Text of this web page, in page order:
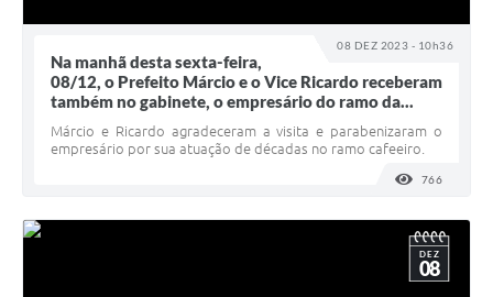
08 DEZ 2023 - 10h36
Na manhã desta sexta-feira,
08/12, o Prefeito Márcio e o Vice Ricardo receberam
também no gabinete, o empresário do ramo da...
Márcio e Ricardo agradeceram a visita e parabenizaram o
empresário por sua atuação de décadas no ramo cafeeiro.
766
DEZ
08